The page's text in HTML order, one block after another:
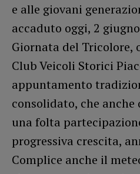
e alle giovani
accaduto oggi, 2
Giornata del Tricolore,
Club Veicoli Storici
appuntamento
consolidato, che anche
una folta
progressiva crescita,
Complice anche il